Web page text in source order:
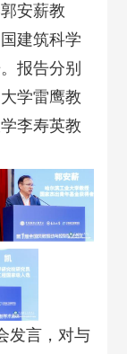
安薪教
建筑科学
报告分别
学雷鹰教
李寿英教
发言，对与